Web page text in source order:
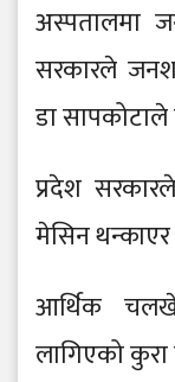
अस्पतालमा
सरकारले
डा सापकोटाले
प्रदेश
मेसिन थन्काएर
आर्थिक
लागिएको